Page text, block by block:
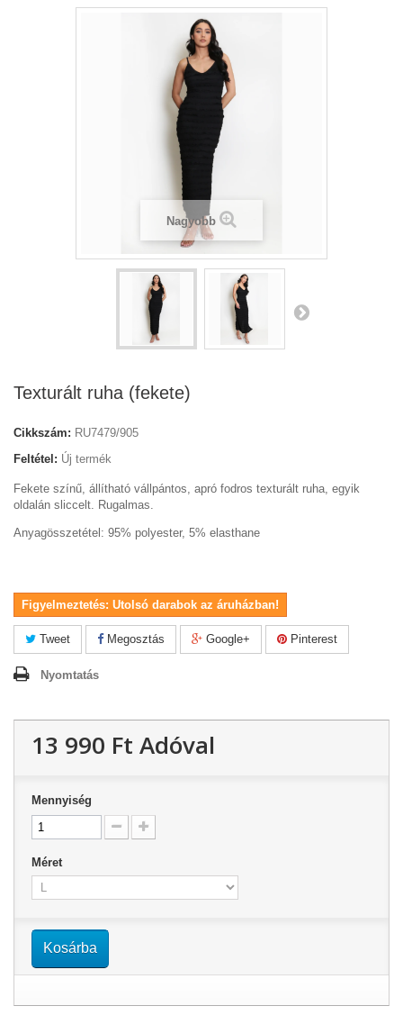
Nagyobb
Texturált ruha (fekete)
Cikkszám: RU7479/905
Feltétel: Új termék
Fekete színű, állítható vállpántos, apró fodros texturált ruha, egyik
oldalán sliccelt. Rugalmas.
Anyagösszetétel: 95% polyester, 5% elasthane
Figyelmeztetés: Utolsó darabok az áruházban!
Tweet Megosztás Google+ Pinterest
Nyomtatás
13 990 Ft‎ Adóval
Mennyiség
Méret
Kosárba